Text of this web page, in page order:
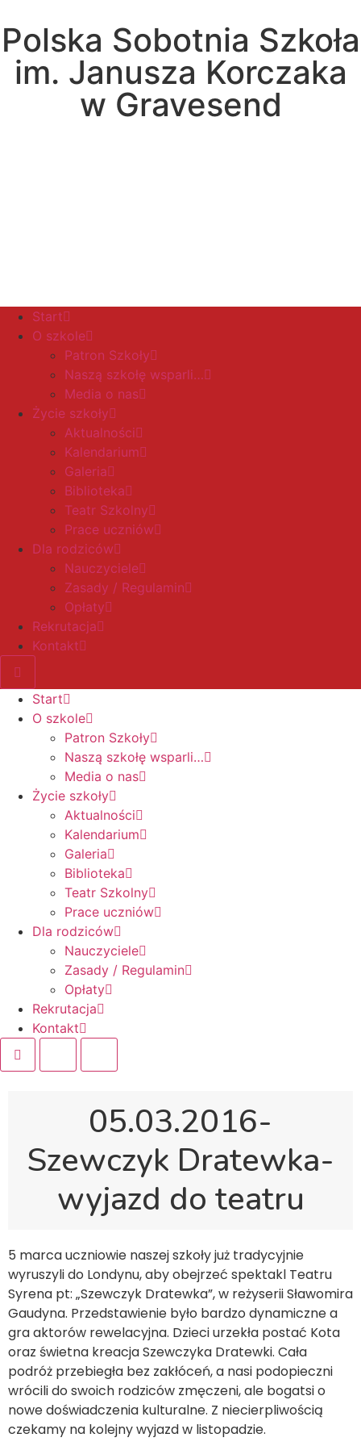
Polska Sobotnia Szkoła
im. Janusza Korczaka
w Gravesend
Start
O szkole
Patron Szkoły
Naszą szkołę wsparli…
Media o nas
Życie szkoły
Aktualności
Kalendarium
Galeria
Biblioteka
Teatr Szkolny
Prace uczniów
Dla rodziców
Nauczyciele
Zasady / Regulamin
Opłaty
Rekrutacja
Kontakt
Start
O szkole
Patron Szkoły
Naszą szkołę wsparli…
Media o nas
Życie szkoły
Aktualności
Kalendarium
Galeria
Biblioteka
Teatr Szkolny
Prace uczniów
Dla rodziców
Nauczyciele
Zasady / Regulamin
Opłaty
Rekrutacja
Kontakt
05.03.2016-
Szewczyk Dratewka-
wyjazd do teatru
5 marca uczniowie naszej szkoły już tradycyjnie
wyruszyli do Londynu, aby obejrzeć spektakl Teatru
Syrena pt: „Szewczyk Dratewka”, w reżyserii Sławomira
Gaudyna. Przedstawienie było bardzo dynamiczne a
gra aktorów rewelacyjna. Dzieci urzekła postać Kota
oraz świetna kreacja Szewczyka Dratewki. Cała
podróż przebiegła bez zakłóceń, a nasi podopieczni
wrócili do swoich rodziców zmęczeni, ale bogatsi o
nowe doświadczenia kulturalne. Z niecierpliwością
czekamy na kolejny wyjazd w listopadzie.